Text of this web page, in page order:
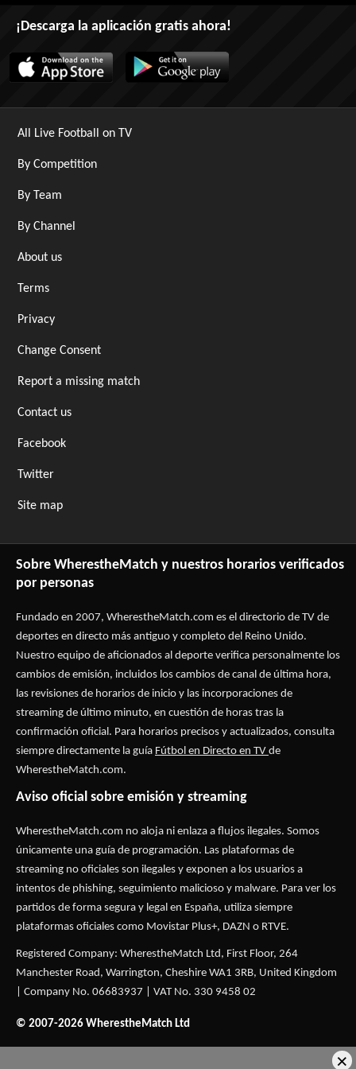
¡Descarga la aplicación gratis ahora!
All Live Football on TV
By Competition
By Team
By Channel
About us
Terms
Privacy
Change Consent
Report a missing match
Contact us
Facebook
Twitter
Site map
Sobre WherestheMatch y nuestros horarios verificados
por personas
Fundado en 2007, WherestheMatch.com es el directorio de TV de
deportes en directo más antiguo y completo del Reino Unido.
Nuestro equipo de aficionados al deporte verifica personalmente los
cambios de emisión, incluidos los cambios de canal de última hora,
las revisiones de horarios de inicio y las incorporaciones de
streaming de último minuto, en cuestión de horas tras la
confirmación oficial. Para horarios precisos y actualizados, consulta
siempre directamente la guía Fútbol en Directo en TV de
WherestheMatch.com.
Aviso oficial sobre emisión y streaming
WherestheMatch.com no aloja ni enlaza a flujos ilegales. Somos
únicamente una guía de programación. Las plataformas de
streaming no oficiales son ilegales y exponen a los usuarios a
intentos de phishing, seguimiento malicioso y malware. Para ver los
partidos de forma segura y legal en España, utiliza siempre
plataformas oficiales como Movistar Plus+, DAZN o RTVE.
Registered Company: WherestheMatch Ltd, First Floor, 264
Manchester Road, Warrington, Cheshire WA1 3RB, United Kingdom
| Company No. 06683937 | VAT No. 330 9458 02
© 2007-2026 WherestheMatch Ltd
×